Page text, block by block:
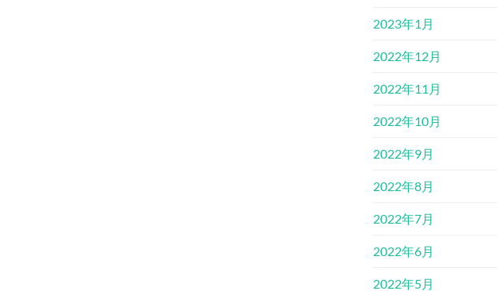
2023年1月
2022年12月
2022年11月
2022年10月
2022年9月
2022年8月
2022年7月
2022年6月
2022年5月